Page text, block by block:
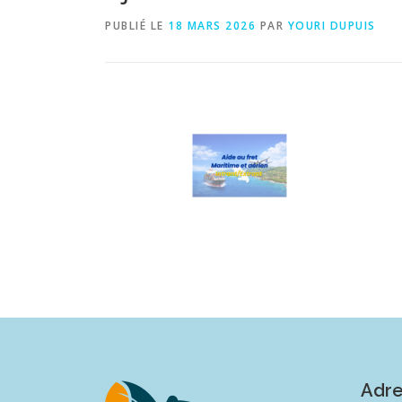
PUBLIÉ LE 18 MARS 2026 PAR YOURI DUPUIS